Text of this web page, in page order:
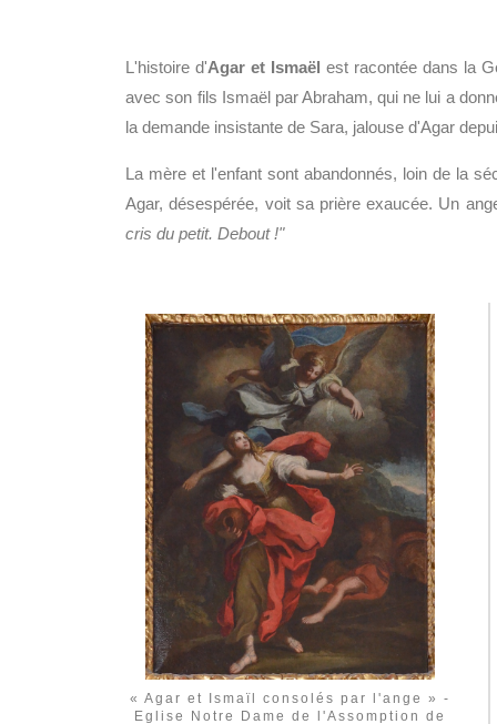
L'histoire d'Agar et Ismaël est racontée dans la
avec son fils Ismaël par Abraham, qui ne lui a
la demande insistante de Sara, jalouse d'Agar
La mère et l'enfant sont abandonnés, loin de la
Agar, désespérée, voit sa prière exaucée. Un
cris du petit. Debout !"
« Agar et Ismaïl consolés par l'ange » -
Eglise Notre Dame de l'Assomption de